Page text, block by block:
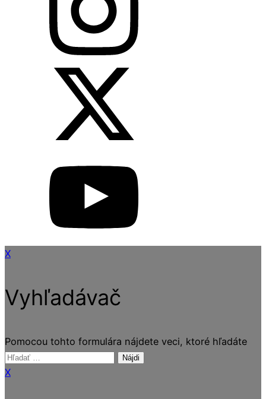
X
Vyhľadávač
Pomocou tohto formulára nájdete veci, ktoré hľadáte
Hľadať:
X